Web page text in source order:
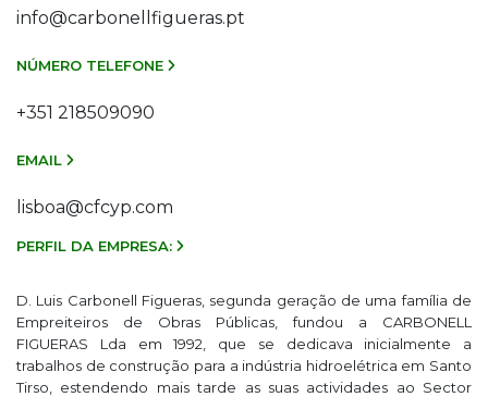
info@carbonellfigueras.pt
NÚMERO TELEFONE
+351 218509090
EMAIL
lisboa@cfcyp.com
PERFIL DA EMPRESA:
D. Luis Carbonell Figueras, segunda geração de uma família de
Empreiteiros de Obras Públicas, fundou a CARBONELL
FIGUERAS Lda em 1992, que se dedicava inicialmente a
trabalhos de construção para a indústria hidroelétrica em Santo
Tirso, estendendo mais tarde as suas actividades ao Sector